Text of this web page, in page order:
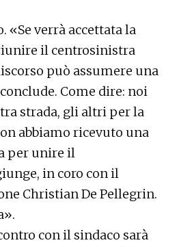
«Se verrà accettata la
il centrosinistra
può assumere una
Come dire: noi
strada, gli altri per la
abbiamo ricevuto una
per unire il
in coro con il
Christian De Pellegrin.
con il sindaco sarà